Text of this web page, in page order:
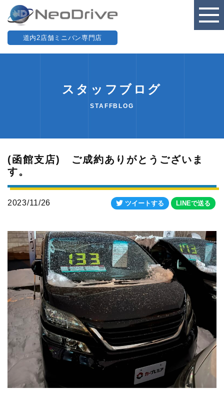
道内2店舗ミニバン専門店
スタッフブログ
STAFFBLOG
(函館支店) ご成約ありがとうございま
す。
2023/11/26 ツイートする LINEで送る